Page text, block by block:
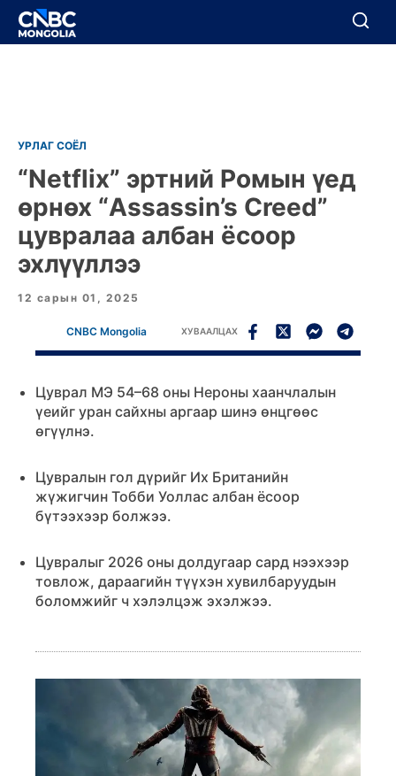
BREAKING
Цуцлах
УРЛАГ СОЁЛ
“Netflix” эртний Ромын үед
өрнөх “Assassin’s Creed”
цувралаа албан ёсоор
эхлүүллээ
12 сарын 01, 2025
CNBC Mongolia ХУВААЛЦАХ
Цуврал МЭ 54–68 оны Нероны хаанчлалын
үеийг уран сайхны аргаар шинэ өнцгөөс
өгүүлнэ.
Цувралын гол дүрийг Их Британийн
жүжигчин Тобби Уоллас албан ёсоор
бүтээхээр болжээ.
Цувралыг 2026 оны долдугаар сард нээхээр
товлож, дараагийн түүхэн хувилбаруудын
боломжийг ч хэлэлцэж эхэлжээ.